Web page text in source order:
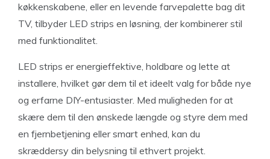
køkkenskabene, eller en levende farvepalette bag dit
TV, tilbyder LED strips en løsning, der kombinerer stil
med funktionalitet.
LED strips er energieffektive, holdbare og lette at
installere, hvilket gør dem til et ideelt valg for både nye
og erfarne DIY-entusiaster. Med muligheden for at
skære dem til den ønskede længde og styre dem med
en fjernbetjening eller smart enhed, kan du
skræddersy din belysning til ethvert projekt.